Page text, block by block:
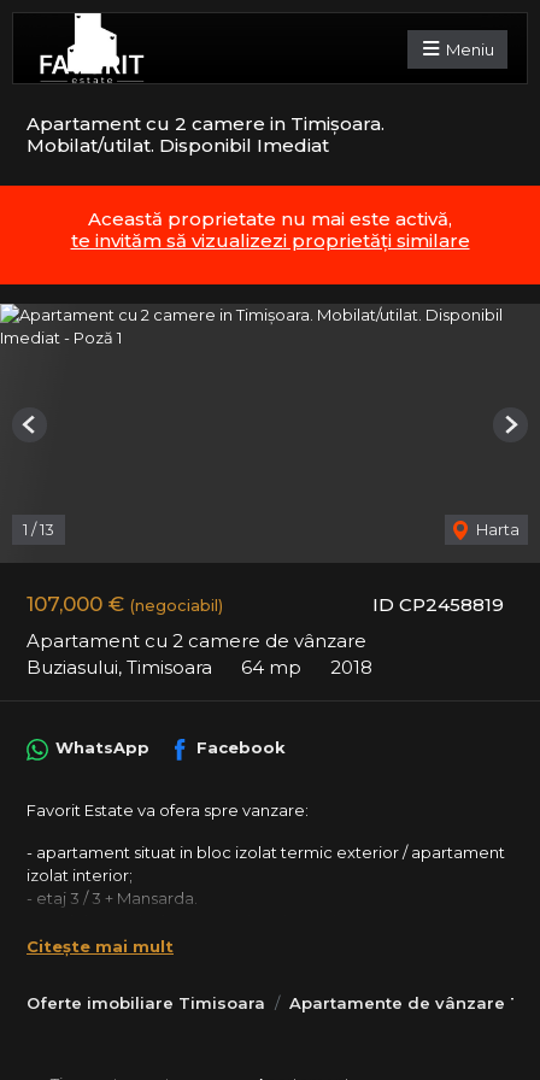
Meniu
Apartament cu 2 camere in Timișoara.
Mobilat/utilat. Disponibil Imediat
Această proprietate nu mai este activă,
te invităm să vizualizezi proprietăți similare
ID CP2458819
107,000 € (negociabil)
Apartament cu 2 camere de vânzare
Buziasului, Timisoara
64 mp 2018
1 /13 Harta
Previous
Oferte imobiliare Timisoara Apartamente de vânzare
WhatsApp Facebook
Favorit Estate va ofera spre vanzare:
- apartament situat in bloc izolat termic exterior / apartament
izolat interior;
- etaj 3 / 3 + Mansarda.
- Detalii amenajare : parchet, gresie, faianta, ferestre cu
interioare celulare, vopsea lavabila, corpuri sanitare noi, aer
Citește mai mult